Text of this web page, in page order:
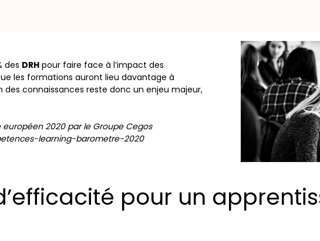
des DRH pour faire face à l’impact des
les formations auront lieu davantage à
des connaissances reste donc un enjeu majeur,
2020 par le Groupe Cegos
learning-barometre-2020
pour un